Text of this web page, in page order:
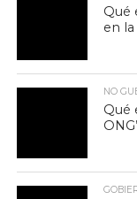
Qué
en
NO
Qué